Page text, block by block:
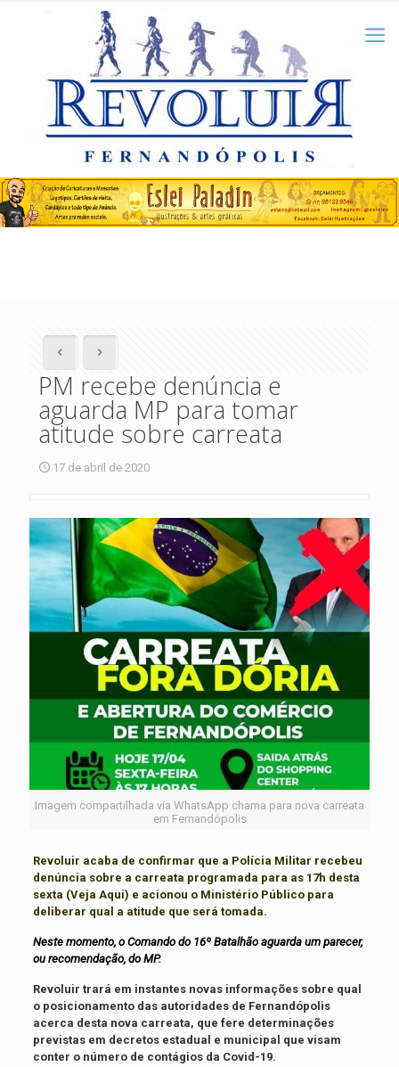
PM recebe denúncia e
aguarda MP para tomar
atitude sobre carreata
17 de abril de 2020
Imagem compartilhada via WhatsApp chama para nova carreata
em Fernandópolis
Revoluir acaba de confirmar que a Polícia Militar recebeu
denúncia sobre a carreata programada para as 17h desta
sexta (Veja Aqui) e acionou o Ministério Público para
deliberar qual a atitude que será tomada.
Neste momento, o Comando do 16º Batalhão aguarda um parecer,
ou recomendação, do MP.
Revoluir trará em instantes novas informações sobre qual
o posicionamento das autoridades de Fernandópolis
acerca desta nova carreata, que fere determinações
previstas em decretos estadual e municipal que visam
conter o número de contágios da Covid-19.